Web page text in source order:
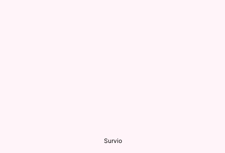
Survio